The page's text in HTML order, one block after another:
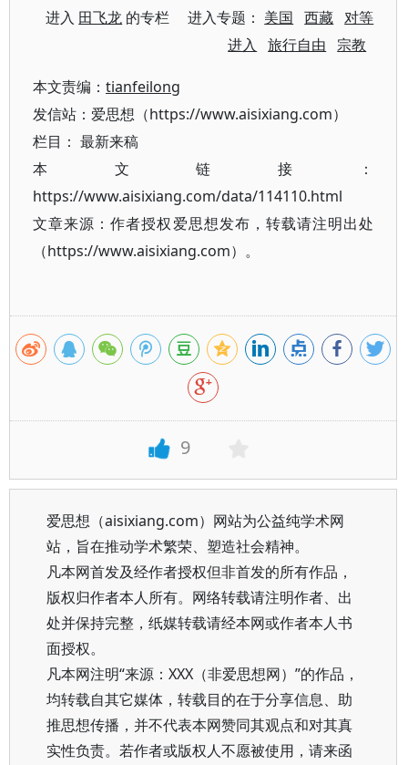
进入 田飞龙 的专栏 进入专题： 美国 西藏 对等
进入
旅行自由 宗教
本文责编： tianfeilong
发信站：爱思想（https://www.aisixiang.com）
栏目： 最新来稿
本文链接：
https://www.aisixiang.com/data/114110.html
文章来源：作者授权爱思想发布，转载请注明出处
（https://www.aisixiang.com）。
9
爱思想（aisixiang.com）网站为公益纯学术网
站，旨在推动学术繁荣、塑造社会精神。
凡本网首发及经作者授权但非首发的所有作品，
版权归作者本人所有。网络转载请注明作者、出
处并保持完整，纸媒转载请经本网或作者本人书
面授权。
凡本网注明“来源：XXX（非爱思想网）”的作品，
均转载自其它媒体，转载目的在于分享信息、助
推思想传播，并不代表本网赞同其观点和对其真
实性负责。若作者或版权人不愿被使用，请来函